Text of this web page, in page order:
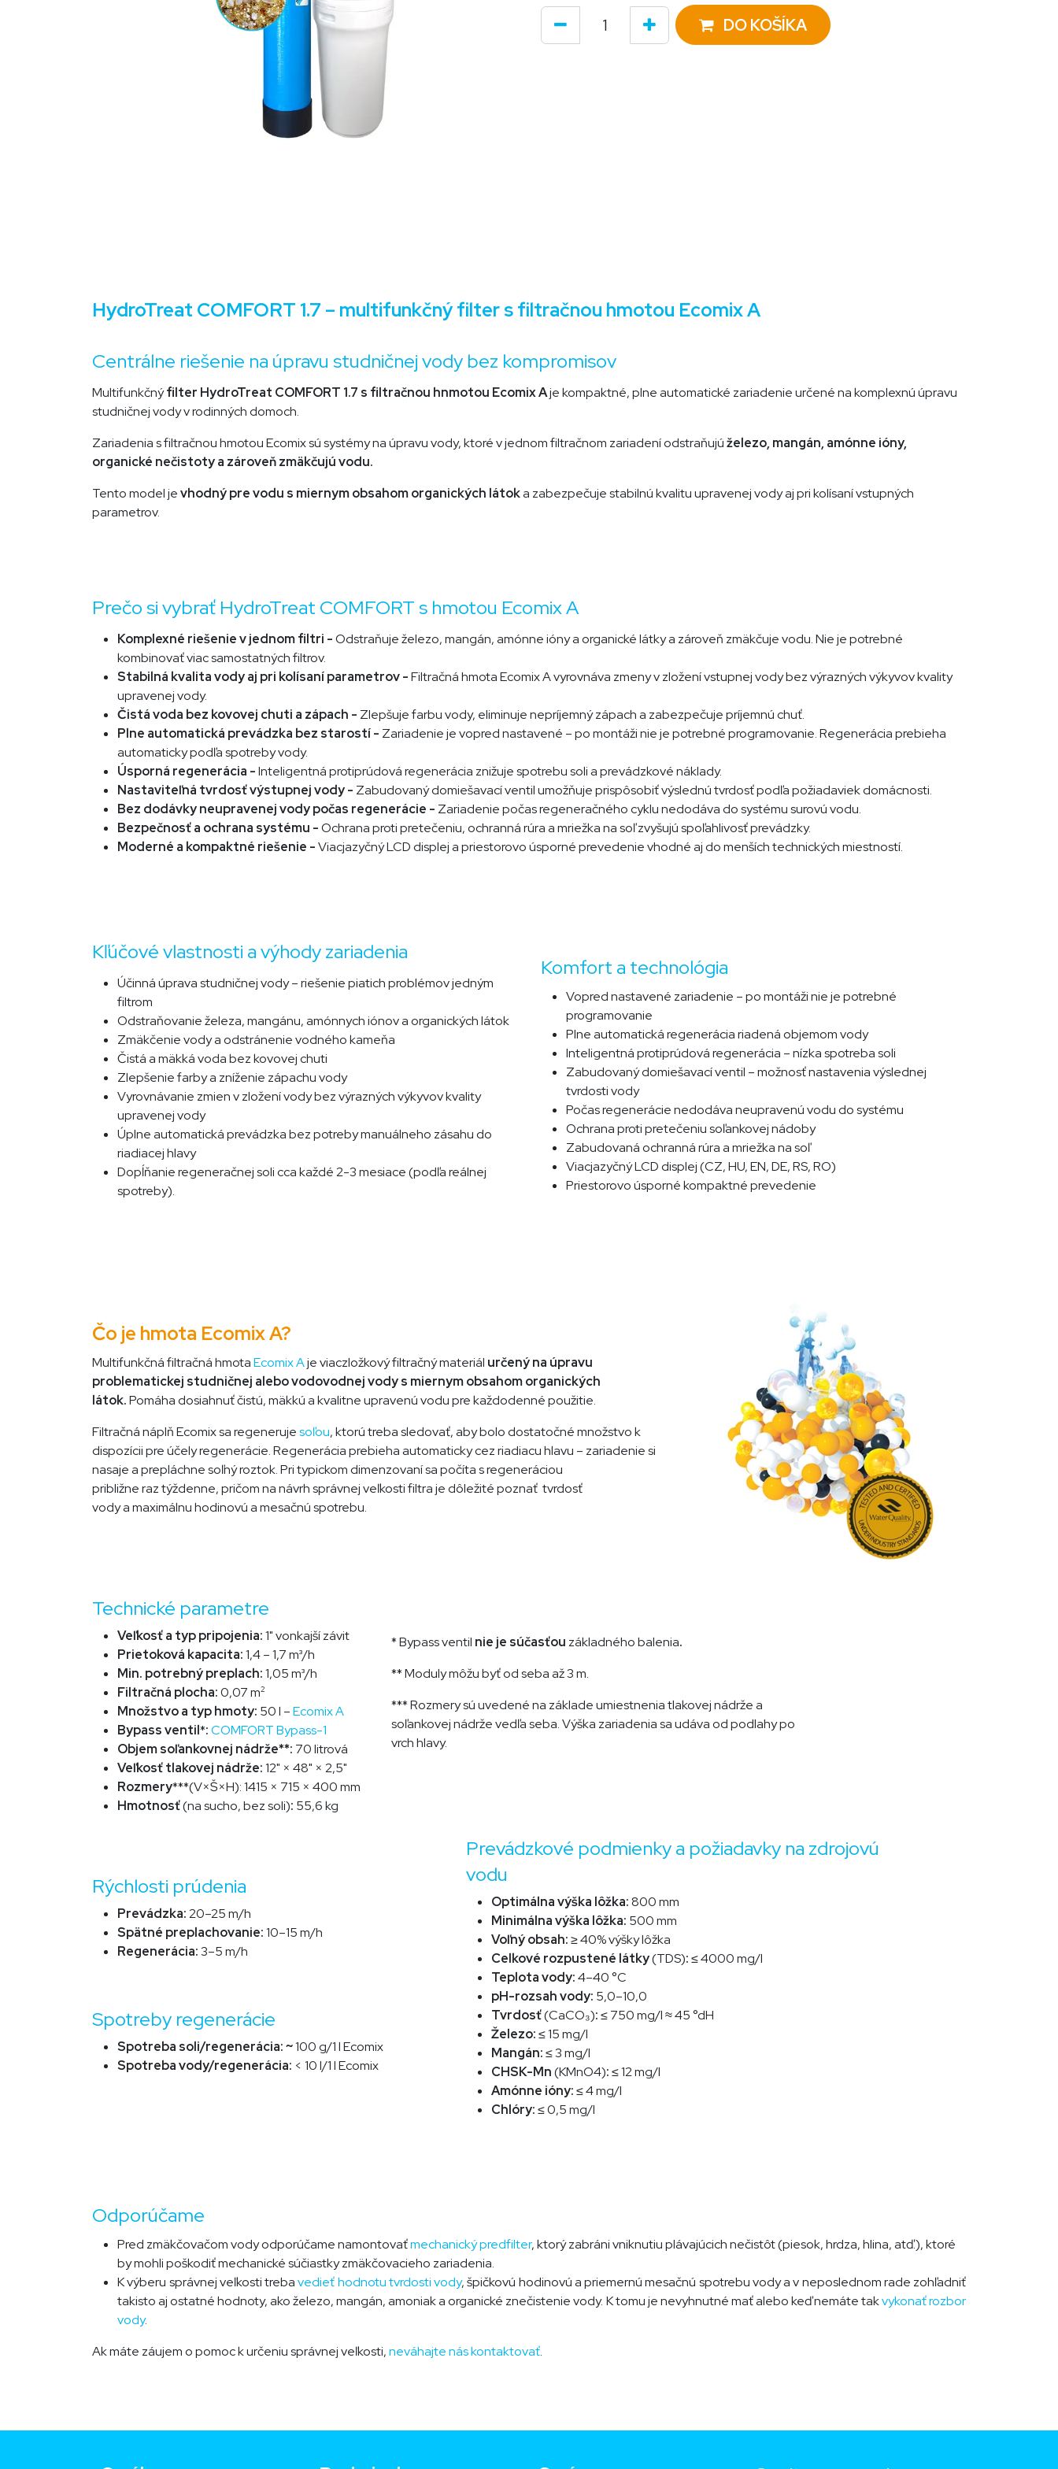
DO KOŠÍKA
HydroTreat COMFORT 1.7 – multifunkčný filter s filtračnou hmotou Ecomix A
Centrálne riešenie na úpravu studničnej vody bez kompromisov
Multifunkčnýfilter HydroTreat COMFORT 1.7 s filtračnou hnmotou Ecomix Aje kompaktné, plne automatické zariadenie určené na komplexnú úpravu
studničnej vody v rodinných domoch.
Zariadenia s filtračnou hmotou Ecomix sú systémy na úpravu vody, ktoré v jednom filtračnom zariadení odstraňujúželezo, mangán, amónne ióny,
organické nečistoty a zároveň zmäkčujú vodu.
Tento model jevhodný pre vodu s miernym obsahom organických látoka zabezpečuje stabilnú kvalitu upravenej vody aj pri kolísaní vstupných
parametrov.
Prečo si vybrať HydroTreat COMFORT s hmotou Ecomix A
Komplexné riešenie v jednom filtri -Odstraňuje železo, mangán, amónne ióny a organické látky a zároveň zmäkčuje vodu. Nie je potrebné
kombinovať viac samostatných filtrov.
Stabilná kvalita vody aj pri kolísaní parametrov -Filtračná hmota Ecomix A vyrovnáva zmeny v zložení vstupnej vody bez výrazných výkyvov kvality
upravenej vody.
Čistá voda bez kovovej chuti a zápach - Zlepšuje farbu vody, eliminuje nepríjemný zápach a zabezpečuje príjemnú chuť.
Plne automatická prevádzka bez starostí - Zariadenie je vopred nastavené – po montáži nie je potrebné programovanie. Regenerácia prebieha
automaticky podľa spotreby vody.
Úsporná regenerácia -Inteligentná protiprúdová regenerácia znižuje spotrebu soli a prevádzkové náklady.
Nastaviteľná tvrdosť výstupnej vody - Zabudovaný domiešavací ventil umožňuje prispôsobiť výslednú tvrdosť podľa požiadaviek domácnosti.
Bez dodávky neupravenej vody počas regenerácie - Zariadenie počas regeneračného cyklu nedodáva do systému surovú vodu.
Bezpečnosť a ochrana systému -Ochrana proti pretečeniu, ochranná rúra a mriežka na soľ zvyšujú spoľahlivosť prevádzky.
Moderné a kompaktné riešenie -Viacjazyčný LCD displej a priestorovo úsporné prevedenie vhodné aj do menších technických miestností.
Kľúčové vlastnosti a výhody zariadenia​
Účinná úprava studničnej vody – riešenie piatich problémov jedným
filtrom
Odstraňovanie železa, mangánu, amónnych iónov a organických látok
Zmäkčenie vody a odstránenie vodného kameňa
Čistá a mäkká voda bez kovovej chuti
Zlepšenie farby a zníženie zápachu vody
Vyrovnávanie zmien v zložení vody bez výrazných výkyvov kvality
upravenej vody
Úplne automatická prevádzka bez potreby manuálneho zásahu do
riadiacej hlavy
Dopĺňanie regeneračnej soli cca každé 2-3 mesiace (podľa reálnej
spotreby).
Komfort a technológia​
Vopred nastavené zariadenie – po montáži nie je potrebné
programovanie
Plne automatická regenerácia riadená objemom vody
Inteligentná protiprúdová regenerácia – nízka spotreba soli
Zabudovaný domiešavací ventil – možnosť nastavenia výslednej
tvrdosti vody
Počas regenerácie nedodáva neupravenú vodu do systému
Ochrana proti pretečeniu soľankovej nádoby
Zabudovaná ochranná rúra a mriežka na soľ
Viacjazyčný LCD displej (CZ, HU, EN, DE, RS, RO)
Priestorovo úsporné kompaktné prevedenie
Čo je hmota​​ Ecomix A?
Multifunkčná filtračná hmotaEcomix Aje viaczložkový filtračný materiál určený na úpravu
problematickej studničnej alebo vodovodnej vody s miernym obsahom organických
látok.Pomáha dosiahnuť čistú, mäkkú a kvalitne upravenú vodu pre každodenné použitie.
Filtračná náplň Ecomix sa regenerujesoľou, ktorú treba sledovať, aby bolo dostatočné množstvo k
dispozícii pre účely regenerácie. Regenerácia prebieha automaticky cez riadiacu hlavu – zariadenie si
nasaje a prepláchne soľný roztok. Pri typickom dimenzovaní sa počíta s regeneráciou
približne raz týždenne, pričom na návrh správnej veľkosti filtra je dôležité poznať tvrdosť
vody a maximálnu hodinovú a mesačnú spotrebu.
Technické parametre
Veľkosť a typ pripojenia:1" vonkajší závit
Prietoková kapacita:1,4 – 1,7 m³/h
Min. potrebný preplach:1,05 m³/h
Filtračná plocha:0,07 m2
Množstvo a typ hmoty: 50 l –Ecomix A
Bypass ventil*:COMFORT Bypass-1
Objem soľankovnej nádrže**: 70 litrová
Veľkosť tlakovej nádrže:12" × 48" × 2,5"
Rozmery***(V×Š×H):1415 × 715 × 400 mm
Hmotnosť(na sucho, bez soli): 55,6 kg
* Bypass ventil nie je súčasťou základného balenia.
** Moduly môžu byť od seba až 3 m.
*** Rozmery sú uvedené na základe umiestnenia tlakovej nádrže a
soľankovej nádrže vedľa seba. Výška zariadenia sa udáva od podlahy po
vrch hlavy.
Rýchlosti prúdenia
Prevádzka:20–25 m/h
Spätné preplachovanie:10–15 m/h
Regenerácia:3–5 m/h
Spotreby regenerácie
Spotreba soli/regenerácia: ~100 g/1 l Ecomix
Spotreba vody/regenerácia: < 10l/1 l Ecomix
Prevádzkové podmienky a požiadavky na zdrojovú
vodu
Optimálna výška lôžka:800 mm
Minimálna výška lôžka: 500 mm
Voľný obsah:≥ 40% výšky lôžka
Celkové rozpustené látky(TDS):≤ 4000 mg/l
Teplota vody:4–40 °C
pH-rozsah vody: 5,0–10,0
Tvrdosť(CaCO₃):≤750 mg/l≈ 45 °dH
Železo:≤15 mg/l
Mangán:≤ 3 mg/l
CHSK-Mn(KMnO4):≤ 12 mg/l
Amónne ióny:≤ 4 mg/l
Chlóry:≤ 0,5 mg/l
Odporúčame
Pred zmäkčovačom vody odporúčame namontovaťmechanický predfilter, ktorý zabráni vniknutiu plávajúcich nečistôt (piesok, hrdza, hlina, atď.), ktoré
by mohli poškodiť mechanické súčiastky zmäkčovacieho zariadenia.
K výberu správnej veľkosti trebavedieť hodnotu tvrdosti vody, špičkovú hodinovú a priemernú mesačnú spotrebu vody a v neposlednom rade zohľadniť
takisto aj ostatné hodnoty, ako železo, mangán, amoniak a organické znečistenie vody. K tomu je nevyhnutné mať alebo keď nemáte takvykonať rozbor
vody.
Ak máte záujem o pomoc k určeniu správnej veľkosti,neváhajte nás kontaktovať.